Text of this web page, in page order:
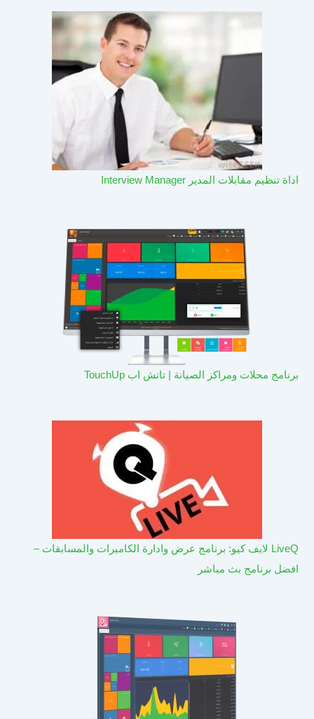
اداة تنظيم مقابلات المدير Interview Manager
برنامج محلات ومراكز الصيانة | تاتش اب TouchUp
LiveQ لايف كيو: برنامج عرض وادارة الكاميرات والمسابقات –
افضل برنامج بث مباشر